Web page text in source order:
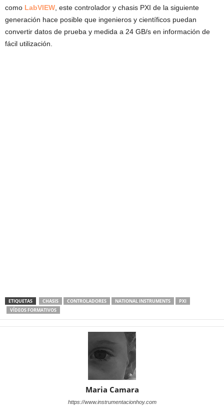
como LabVIEW , este controlador y chasis PXI de la siguiente
generación hace posible que ingenieros y científicos puedan
convertir datos de prueba y medida a 24 GB/s en información de
fácil utilización.
ETIQUETAS CHASIS CONTROLADORES NATIONAL INSTRUMENTS
PXI
VÍDEOS FORMATIVOS
Maria Camara
https://www.instrumentacionhoy.com